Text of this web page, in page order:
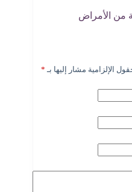
من الأمراض
الإلزامية مشار إليها بـ *